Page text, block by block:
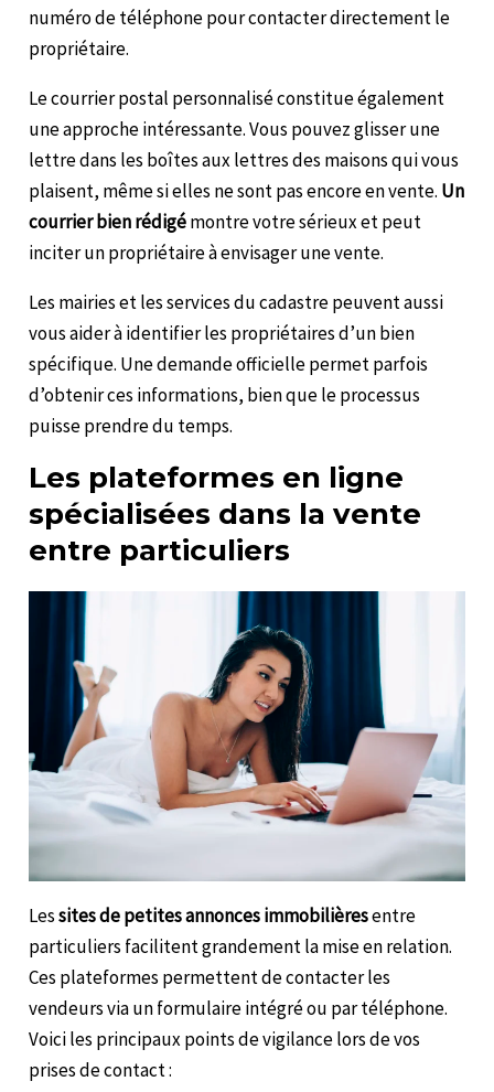
numéro de téléphone pour contacter directement le
propriétaire.
Le courrier postal personnalisé constitue également
une approche intéressante. Vous pouvez glisser une
lettre dans les boîtes aux lettres des maisons qui vous
plaisent, même si elles ne sont pas encore en vente. Un
courrier bien rédigémontre votre sérieux et peut
inciter un propriétaire à envisager une vente.
Les mairies et les services du cadastre peuvent aussi
vous aider à identifier les propriétaires d’un bien
spécifique. Une demande officielle permet parfois
d’obtenir ces informations, bien que le processus
puisse prendre du temps.
Les plateformes en ligne
spécialisées dans la vente
entre particuliers
Lessites de petites annonces immobilièresentre
particuliers facilitent grandement la mise en relation.
Ces plateformes permettent de contacter les
vendeurs via un formulaire intégré ou par téléphone.
Voici les principaux points de vigilance lors de vos
prises de contact :